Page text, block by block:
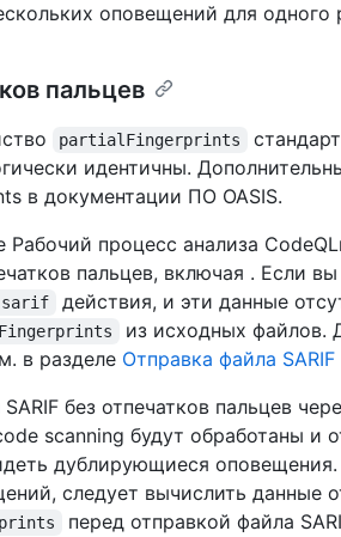
оповещений для одного
пальцев
partialFingerprints
идентичны.
в документации ПО OASIS.
Рабочий процесс анализа
пальцев, включая . Если
sarif
действия, и эти данные
из исходных файлов.
в разделе Отправка файла
без отпечатков пальцев
scanning будут обработаны и
дублирующиеся
следует вычислить данные
перед отправкой файла